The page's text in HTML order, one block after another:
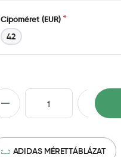
Cipőméret (EUR)
42
ADIDAS MÉRETTÁBLÁZAT